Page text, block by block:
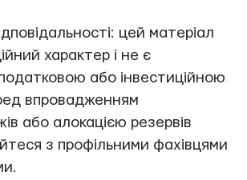
цей матеріал
характер і не є
або інвестиційною
впровадженням
або алокацією резервів
з профільними фахівцями